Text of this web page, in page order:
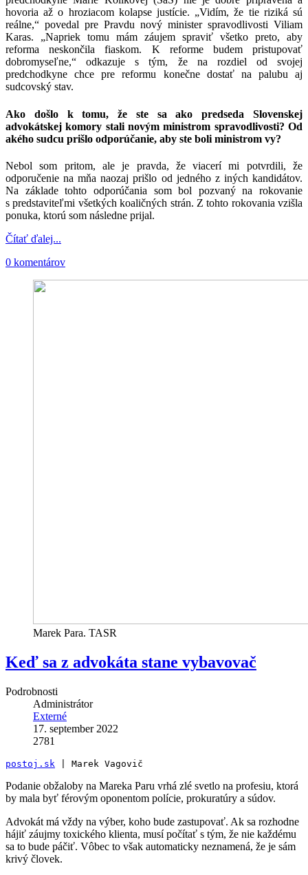
hovoria až o hroziacom kolapse justície. „Vidím, že tie riziká sú
reálne,“ povedal pre Pravdu nový minister spravodlivosti Viliam
Karas. „Napriek tomu mám záujem spraviť všetko preto, aby
reforma neskončila fiaskom. K reforme budem pristupovať
dobromyseľne,“ odkazuje s tým, že na rozdiel od svojej
predchodkyne chce pre reformu konečne dostať na palubu aj
sudcovský stav.
Ako došlo k tomu, že ste sa ako predseda Slovenskej
advokátskej komory stali novým ministrom spravodlivosti? Od
akého sudcu prišlo odporúčanie, aby ste boli ministrom vy?
Nebol som pritom, ale je pravda, že viacerí mi potvrdili, že
odporučenie na mňa naozaj prišlo od jedného z iných kandidátov.
Na základe tohto odporúčania som bol pozvaný na rokovanie
s predstaviteľmi všetkých koaličných strán. Z tohto rokovania vzišla
ponuka, ktorú som následne prijal.
Čítať ďalej...
0 komentárov
Marek Para. TASR
Keď sa z advokáta stane vybavovač
Podrobnosti
Administrátor
Externé
17. september 2022
2781
postoj.sk | Marek Vagovič
Podanie obžaloby na Mareka Paru vrhá zlé svetlo na profesiu, ktorá
by mala byť férovým oponentom polície, prokuratúry a súdov.
Advokát má vždy na výber, koho bude zastupovať. Ak sa rozhodne
hájiť záujmy toxického klienta, musí počítať s tým, že nie každému
sa to bude páčiť. Vôbec to však automaticky neznamená, že je sám
krivý človek.